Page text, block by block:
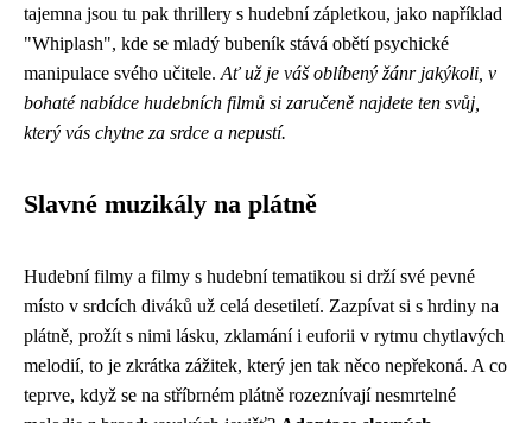
tajemna jsou tu pak thrillery s hudební zápletkou, jako například
"Whiplash", kde se mladý bubeník stává obětí psychické
manipulace svého učitele. Ať už je váš oblíbený žánr jakýkoli, v
bohaté nabídce hudebních filmů si zaručeně najdete ten svůj,
který vás chytne za srdce a nepustí.
Slavné muzikály na plátně
Hudební filmy a filmy s hudební tematikou si drží své pevné
místo v srdcích diváků už celá desetiletí. Zazpívat si s hrdiny na
plátně, prožít s nimi lásku, zklamání i euforii v rytmu chytlavých
melodií, to je zkrátka zážitek, který jen tak něco nepřekoná. A co
teprve, když se na stříbrném plátně rozeznívají nesmrtelné